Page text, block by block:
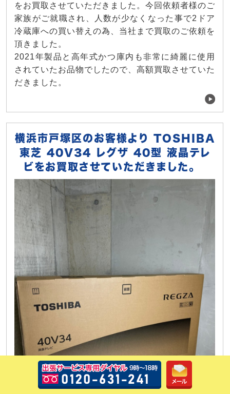
をお買取させていただきました。今回依頼者様のご
家族がご就職され、人数が少なくなった事で2ドア
冷蔵庫への買い替えの為、当社まで買取のご依頼を
頂きました。
2021年製品と高年式かつ庫内も非常に綺麗に使用
されていたお品物でしたので、高額買取させていた
だきました。
横浜市戸塚区のお客様より TOSHIBA
東芝 40V34 レグザ 40型 液晶テレ
ビをお買取させていただきました。